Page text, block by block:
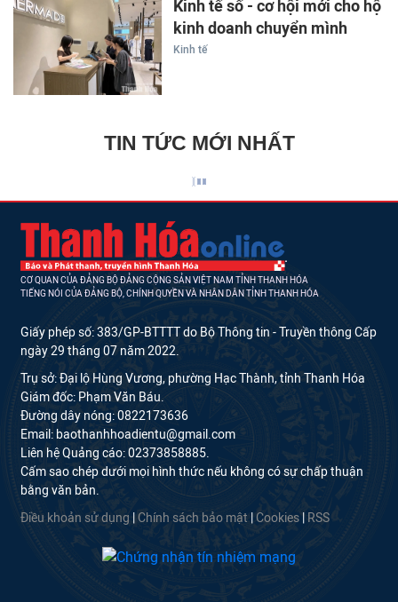
Kinh tế số - cơ hội mới cho hộ
kinh doanh chuyển mình
Kinh tế
TIN TỨC MỚI NHẤT
CƠ QUAN CỦA ĐẢNG BỘ ĐẢNG CỘNG SẢN VIỆT NAM TỈNH THANH HÓA
TIẾNG NÓI CỦA ĐẢNG BỘ, CHÍNH QUYỀN VÀ NHÂN DÂN TỈNH THANH HÓA
Giấy phép số: 383/GP-BTTTT do Bộ Thông tin - Truyền thông Cấp
ngày 29 tháng 07 năm 2022.
Trụ sở: Đại lộ Hùng Vương, phường Hạc Thành, tỉnh Thanh Hóa
Giám đốc: Phạm Văn Báu.
Đường dây nóng: 0822173636
Email: baothanhhoadientu@gmail.com
Liên hệ Quảng cáo: 02373858885.
Cấm sao chép dưới mọi hình thức nếu không có sự chấp thuận
bằng văn bản.
Điều khoản sử dụng Chính sách bảo mật Cookies RSS